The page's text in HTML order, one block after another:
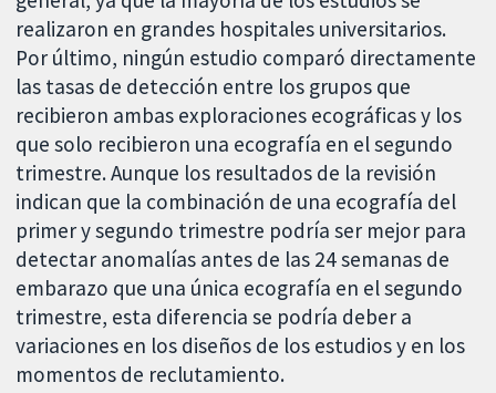
realizaron en grandes hospitales universitarios.
Por último, ningún estudio comparó directamente
las tasas de detección entre los grupos que
recibieron ambas exploraciones ecográficas y los
que solo recibieron una ecografía en el segundo
trimestre. Aunque los resultados de la revisión
indican que la combinación de una ecografía del
primer y segundo trimestre podría ser mejor para
detectar anomalías antes de las 24 semanas de
embarazo que una única ecografía en el segundo
trimestre, esta diferencia se podría deber a
variaciones en los diseños de los estudios y en los
momentos de reclutamiento.